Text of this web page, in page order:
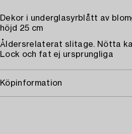
Dekor i underglasyrblått av
höjd 25 cm
Åldersrelaterat slitage. Nötta
Lock och fat ej ursprungliga
Köpinformation